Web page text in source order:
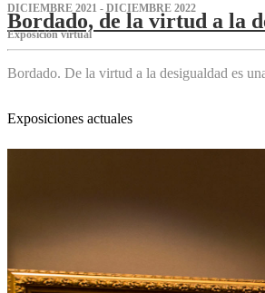
DICIEMBRE 2021 - DICIEMBRE 2022
Bordado, de la virtud a la
Exposición virtual‌
Bordado. De la virtud a la desigualdad es
Exposiciones actuales